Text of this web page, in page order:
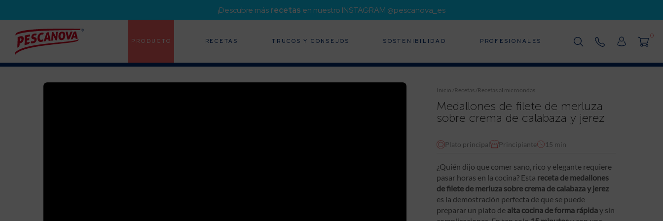
¡Descubre másrecetas en nuestro INSTAGRAM @pescanova_es
PRODUCTO RECETAS TRUCOS Y CONSEJOS SOSTENIBILIDAD PROFESIONALES
0
Inicio/Recetas/Recetas al microondas
Medallones de filete de merluza
sobre crema de calabaza y jerez
Plato principal Principiante 15 min
¿Quién dijo que comer sano, rico y elegante requiere
pasar horas en la cocina? Esta receta de medallones
de filete de merluza sobre crema de calabaza y jerez
es la demostración perfecta de que se puede
preparar un plato de alta cocina de forma rápiday sin